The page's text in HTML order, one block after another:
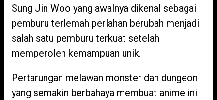
Sung Jin Woo yang awalnya dikenal sebagai
pemburu terlemah perlahan berubah menjadi
salah satu pemburu terkuat setelah
memperoleh kemampuan unik.
Pertarungan melawan monster dan dungeon
yang semakin berbahaya membuat anime ini